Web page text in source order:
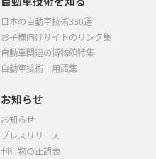
日本の自動車技術330選
お子様向けサイトのリンク集
自動車関連の博物館特集
自動車技術 用語集
お知らせ
お知らせ
プレスリリース
刊行物の正誤表